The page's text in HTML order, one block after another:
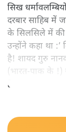
सिख
दरबार साहिब में
के सिलसिले में की
उन्होंने कहा था :’
है! शायद गुरु
(भारत-पाक के !)
है!‘